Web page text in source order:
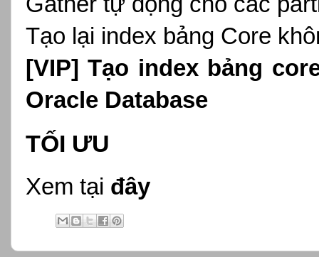
Tạo lại index bảng Core
[VIP]Tạo index bảng
Oracle Database
TỐI ƯU
Xem tại đây